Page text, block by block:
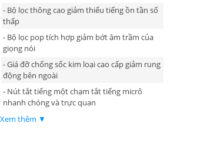
- Bộ lọc thông cao giảm thiểu tiếng ồn tần số
thấp
- Bộ lọc pop tích hợp giảm bớt âm trầm của
giọng nói
- Giá đỡ chống sốc kim loại cao cấp giảm rung
động bên ngoài
- Nút tắt tiếng một chạm tắt tiếng micrô
nhanh chóng và trực quan
- Sử dụng cổng kết nối USB thông dụng
Xem thêm ▼